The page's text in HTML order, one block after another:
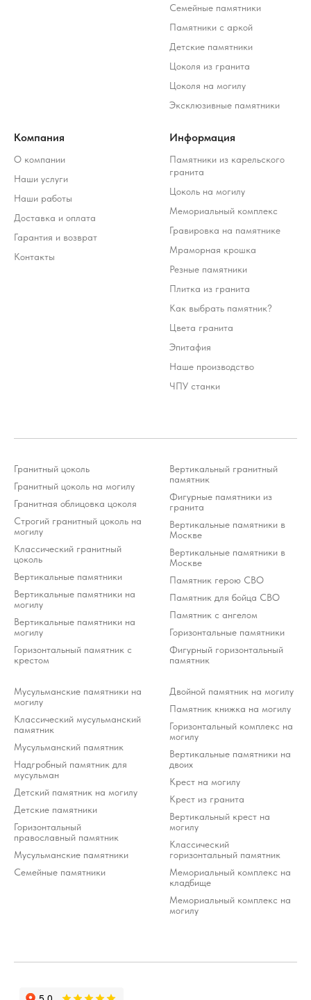
Семейные памятники
Памятники с аркой
Детские памятники
Цоколя из гранита
Цоколя на могилу
Эксклюзивные памятники
Компания
О компании
Наши услуги
Наши работы
Доставка и оплата
Гарантия и возврат
Контакты
Информация
Памятники из карельского
гранита
Цоколь на могилу
Мемориальный комплекс
Гравировка на памятнике
Мраморная крошка
Резные памятники
Плитка из гранита
Как выбрать памятник?
Цвета гранита
Эпитафия
Наше производство
ЧПУ станки
Гранитный цоколь
Гранитный цоколь на могилу
Гранитная облицовка цоколя
Строгий гранитный цоколь на
могилу
Классический гранитный
цоколь
Вертикальные памятники
Вертикальные памятники на
могилу
Вертикальные памятники на
могилу
Горизонтальный памятник с
крестом
Вертикальный гранитный
памятник
Фигурные памятники из
гранита
Вертикальные памятники в
Москве
Вертикальные памятники в
Москве
Памятник герою СВО
Памятник для бойца СВО
Памятник с ангелом
Горизонтальные памятники
Фигурный горизонтальный
памятник
Мусульманские памятники на
могилу
Классический мусульманский
памятник
Мусульманский памятник
Надгробный памятник для
мусульман
Детский памятник на могилу
Детские памятники
Горизонтальный
православный памятник
Мусульманские памятники
Семейные памятники
Двойной памятник на могилу
Памятник книжка на могилу
Горизонтальный комплекс на
могилу
Вертикальные памятники на
двоих
Крест на могилу
Крест из гранита
Вертикальный крест на
могилу
Классический
горизонтальный памятник
Мемориальный комплекс на
кладбище
Мемориальный комплекс на
могилу
экстремистской организацией и запрещена на территории РФ (решение